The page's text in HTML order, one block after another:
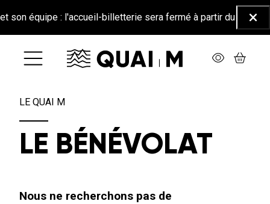
équipe : l'accueil-billetterie sera fermé à partir du 26 juin
LE QUAI M
LE BÉNÉVOLAT
Nous ne recherchons pas de